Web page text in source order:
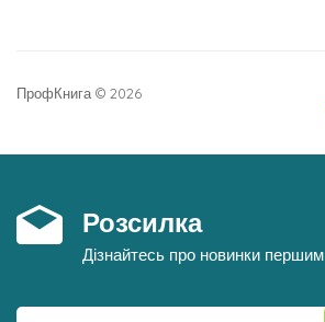
ПрофКнига © 2026
Розсилка
Дізнайтесь про новинки першим